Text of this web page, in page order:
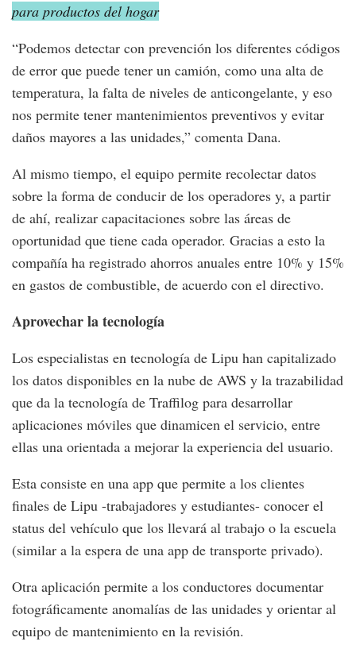
para productos del hogar
“Podemos detectar con prevención los diferentes códigos
de error que puede tener un camión, como una alta de
temperatura, la falta de niveles de anticongelante, y eso
nos permite tener mantenimientos preventivos y evitar
daños mayores a las unidades,” comenta Dana.
Al mismo tiempo, el equipo permite recolectar datos
sobre la forma de conducir de los operadores y, a partir
de ahí, realizar capacitaciones sobre las áreas de
oportunidad que tiene cada operador. Gracias a esto la
compañía ha registrado ahorros anuales entre 10% y 15%
en gastos de combustible, de acuerdo con el directivo.
Aprovechar la tecnología
Los especialistas en tecnología de Lipu han capitalizado
los datos disponibles en la nube de AWS y la trazabilidad
que da la tecnología de Traffilog para desarrollar
aplicaciones móviles que dinamicen el servicio, entre
ellas una orientada a mejorar la experiencia del usuario.
Esta consiste en una app que permite a los clientes
finales de Lipu -trabajadores y estudiantes- conocer el
status del vehículo que los llevará al trabajo o la escuela
(similar a la espera de una app de transporte privado).
Otra aplicación permite a los conductores documentar
fotográficamente anomalías de las unidades y orientar al
equipo de mantenimiento en la revisión.